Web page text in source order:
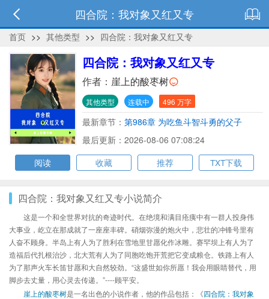
四合院：我对象又红又专
首页 >> 其他类型 >> 四合院：我对象又红又专
四合院：我对象又红又专
作者： 崖上的酸枣树
其他类型 连载中 496 万字
最新章节： 第986章 为吃鱼斗智斗勇的父子
最后更新：2026-08-06 07:08:24
阅读
收藏 推荐 TXT下载
四合院：我对象又红又专小说简介
这是一个和全世界对抗的奇迹时代。在绝境和满目疮痍中有一群人投身伟
大事业，屹立在那成就了一座座丰碑。硝烟弥漫的炮火中，悲壮的冲锋号里有
人奋不顾身。半岛上有人为了胜利在雪地里甘愿化作冰雕。赛罕坝上有人为了
造福后代扎根治沙，北大荒有人为了同胞吃饱开荒把它变成粮仓。铁路上有人
为了那声火车长笛甘愿和大自然较劲。“这盛世如你所愿！我会用眼睛替代，用
脚步去丈量，用心灵去传递。”----顾平安。
崖上的酸枣树是一名出色的小说作者，他的作品包括：《四合院：我对象